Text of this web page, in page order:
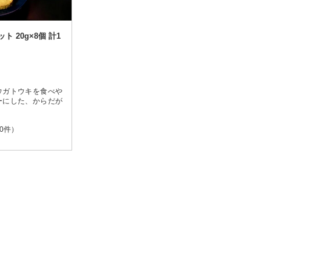
ト 20g×8個 計1
トウキを食べや
した、からだが
0件）